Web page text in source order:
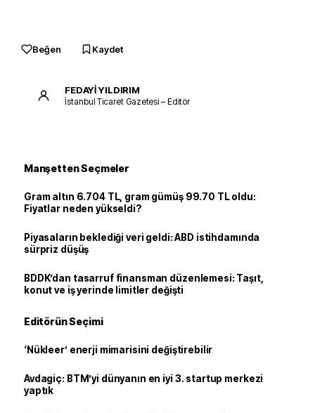
Beğen Kaydet
FEDAYİ YILDIRIM
İstanbul Ticaret Gazetesi – Editör
Manşetten Seçmeler
Gram altın 6.704 TL, gram gümüş 99.70 TL oldu:
Fiyatlar neden yükseldi?
Piyasaların beklediği veri geldi: ABD istihdamında
sürpriz düşüş
BDDK’dan tasarruf finansman düzenlemesi: Taşıt,
konut ve iş yerinde limitler değişti
Editörün Seçimi
‘Nükleer’ enerji mimarisini değiştirebilir
Avdagiç: BTM’yi dünyanın en iyi 3. startup merkezi
yaptık